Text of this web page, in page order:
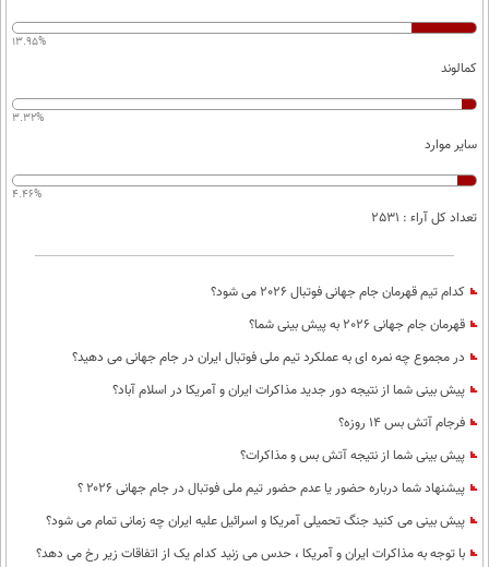
سفر و تفریح
سرگرمی
فیلم
سرگرمی
فناوری
سلامت
روانشناسی
13.95%
کمالوند
3.32%
سایر موارد
4.46%
تعداد کل آراء : 2531
کدام تیم قهرمان جام جهانی فوتبال 2026 می شود؟
قهرمان جام جهانی 2026 به پیش بینی شما؟
در مجموع چه نمره ای به عملکرد تیم ملی فوتبال ایران در جام جهانی می دهید؟
پیش بینی شما از نتیجه دور جدید مذاکرات ایران و آمریکا در اسلام آباد؟
فرجام آتش بس 14 روزه؟
پیش بینی شما از نتیجه آتش بس و مذاکرات؟
پیشنهاد شما درباره حضور یا عدم حضور تیم ملی فوتبال در جام جهانی ۲۰۲۶ ؟
پیش بینی می کنید جنگ تحمیلی آمریکا و اسرائیل علیه ایران چه زمانی تمام می شود؟
با توجه به مذاکرات ایران و آمریکا ، حدس می زنید کدام یک از اتفاقات زیر رخ می دهد؟